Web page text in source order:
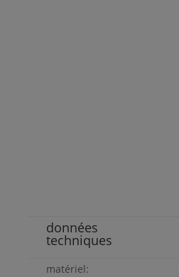
données
techniques
matériel: